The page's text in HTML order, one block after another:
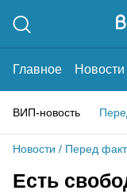
Главное Новости
ВИП-новость
Новости / Перед
Есть